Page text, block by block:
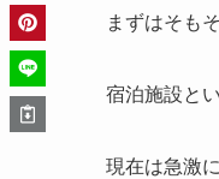
まずはそも
宿泊施設と
現在は急激